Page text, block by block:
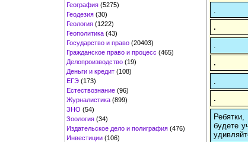
География (5275)
Геодезия (30)
Геология (1222)
Геополитика (43)
Государство и право (20403)
Гражданское право и процесс (465)
Делопроизводство (19)
Деньги и кредит (108)
ЕГЭ (173)
Естествознание (96)
Журналистика (899)
ЗНО (54)
Зоология (34)
Издательское дело и полиграфия (476)
Инвестиции (106)
.
.
.
.
.
.
будете